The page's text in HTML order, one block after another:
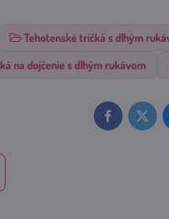
Tehotenské tričká s dlhým
na dojčenie s dlhým rukávom
Facebook